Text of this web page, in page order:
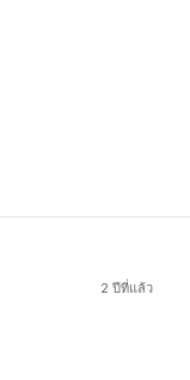
2 ปีที่แล้ว